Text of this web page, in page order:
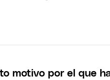
motivo por el que